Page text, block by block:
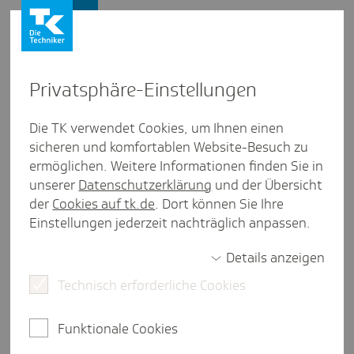
VISUS Health IT GmbH
VISUS hat über viele Jahre das BGM-Projekt
"VISUS fit&fun" entwickelt, das regelmäßige
Maßnahmen rund um die Gesundheit anbietet und
spontane Impulse und Ideen aus der Belegschaft
3 Minuten Lesezeit
Firmenkunden
BGM und BGF: Unternehmen berichten über ihre Erfolge
Privat­sphäre-Einstel­lungen
Die TK verwendet Cookies, um Ihnen einen
sicheren und komfortablen Website-Besuch zu
ermöglichen. Weitere Informationen finden Sie in
unserer Datenschutzerklärung und der Übersicht
der Cookies auf tk.de. Dort können Sie Ihre
Einstellungen jederzeit nachträglich anpassen.
Details anzeigen
Technisch erforderliche Cookies
Funktionale Cookies